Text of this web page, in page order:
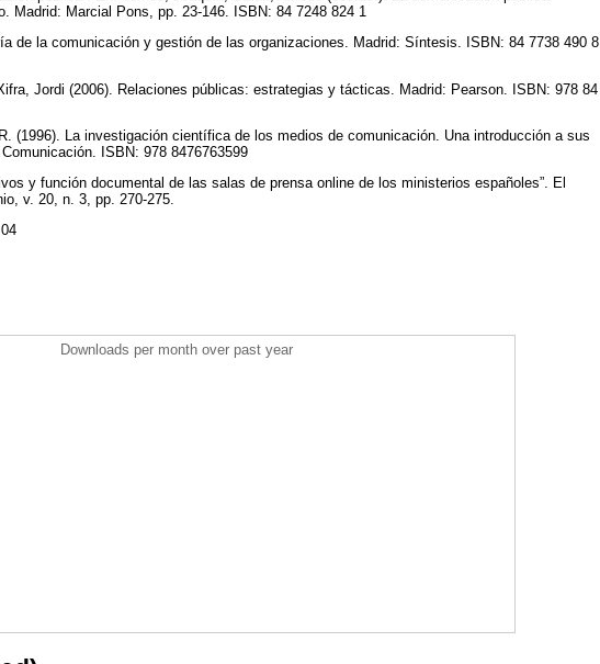
Madrid: Marcial Pons, pp. 23-146. ISBN: 84 7248 824 1
de la comunicación y gestión de las organizaciones. Madrid: Síntesis. ISBN: 84 7738 490 8
Jordi (2006). Relaciones públicas: estrategias y tácticas. Madrid: Pearson. ISBN: 978 84
(1996). La investigación científica de los medios de comunicación. Una introducción a sus
ISBN: 978 8476763599
y función documental de las salas de prensa online de los ministerios españoles”. El
v. 20, n. 3, pp. 270-275.
Downloads per month over past year